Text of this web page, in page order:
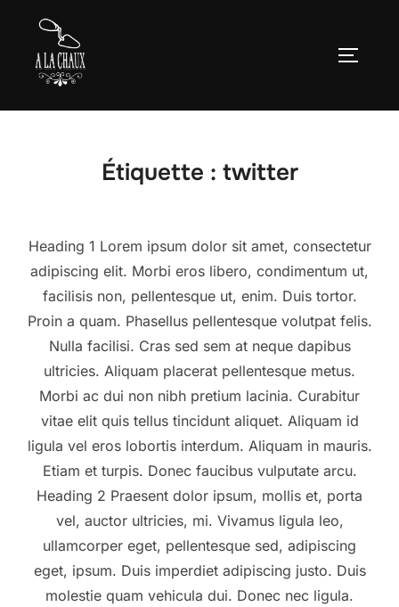
contenu
Étiquette : twitter
Heading 1 Lorem ipsum dolor sit amet, consectetur
adipiscing elit. Morbi eros libero, condimentum ut,
facilisis non, pellentesque ut, enim. Duis tortor.
Proin a quam. Phasellus pellentesque volutpat felis.
Nulla facilisi. Cras sed sem at neque dapibus
ultricies. Aliquam placerat pellentesque metus.
Morbi ac dui non nibh pretium lacinia. Curabitur
vitae elit quis tellus tincidunt aliquet. Aliquam id
ligula vel eros lobortis interdum. Aliquam in mauris.
Etiam et turpis. Donec faucibus vulputate arcu.
Heading 2 Praesent dolor ipsum, mollis et, porta
vel, auctor ultricies, mi. Vivamus ligula leo,
ullamcorper eget, pellentesque sed, adipiscing
eget, ipsum. Duis imperdiet adipiscing justo. Duis
molestie quam vehicula dui. Donec nec ligula.